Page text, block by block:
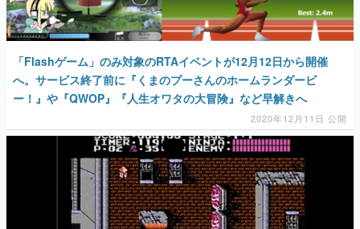
「Flashゲーム」のみ対象のRTAイベントが12月12日から開催
へ。サービス終了前に『くまのプーさんのホームランダービ
ー！』や『QWOP』『人生オワタの大冒険』など早解きへ
2020年12月11日 公開